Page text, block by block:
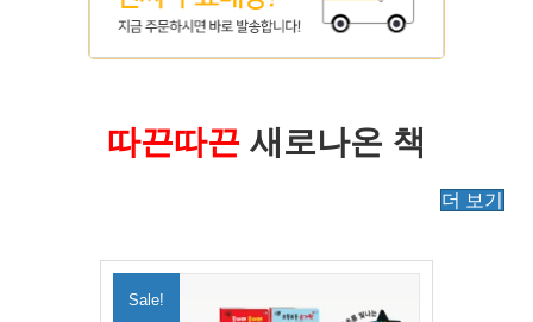
따끈따끈 새로나온 책
더 보기
Sale!